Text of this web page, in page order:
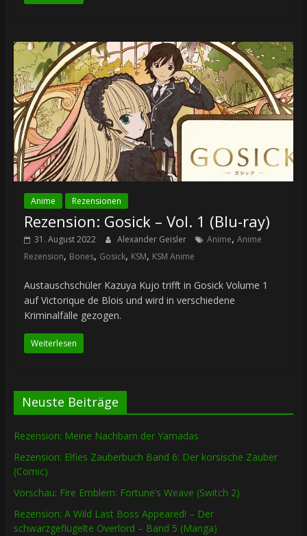
Anime Rezensionen
Rezension: Gosick – Vol. 1 (Blu-ray)
31. August 2022 Alexander Geisler Anime, Anime
Rezension, Bones, Gosick, KSM, KSM Anime
Austauschschüler Kazuya Kujo trifft in Gosick Volume 1
auf Victorique de Blois und wird in verschiedene
Kriminalfälle gezogen.
Weiterlesen
Neuste Beiträge
Rezension: Meine Nachbarn der Yamadas
Rezension: Elfies Zauberbuch Band 6: Der korsische Zauber
(Comic)
Vorschau: Fire Emblem: Fortune’s Weave (Switch 2)
Rezension: A Wild Last Boss Appeared! – Der
schwarzgeflügelte Overlord – Band 5 (Manga)